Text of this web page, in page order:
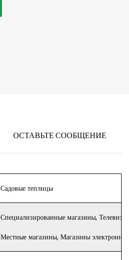
ОСТАВЬТЕ СООБЩЕНИЕ
Садовые теплицы
Специализированные магазины,
Местные магазины, Магазины